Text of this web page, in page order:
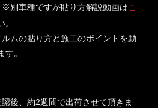
※別車種ですが貼り方解説動画はこ
ムの貼り方と施工のポイントを動
。
後、約2週間で出荷させて頂きま